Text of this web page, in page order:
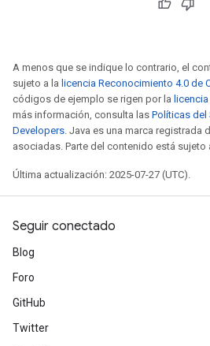
A menos que se indique lo contrario, el
sujeto a la licencia Reconocimiento 4.0 de
códigos de ejemplo se rigen por la
más información, consulta las Políticas del
Developers. Java es una marca registrada
asociadas. Parte del contenido está sujeto
Última actualización: 2025-07-27 (UTC).
Seguir conectado
Blog
Foro
GitHub
Twitter